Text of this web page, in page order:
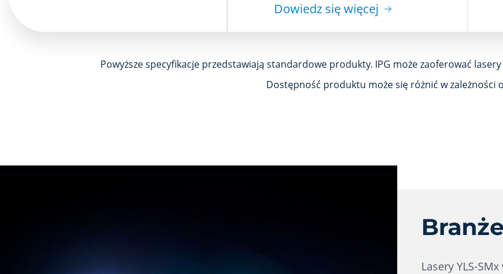
Dowiedz się więcej
Powyższe specyfikacje przedstawiają standardowe produkty. IPG może zaoferować
Dostępność produktu może się różnić w zależności
Lasery YLS-